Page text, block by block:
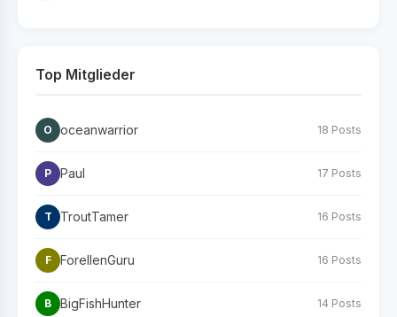
Top Mitglieder
O oceanwarrior 18 Posts
P Paul 17 Posts
T TroutTamer 16 Posts
F ForellenGuru 16 Posts
B BigFishHunter 14 Posts